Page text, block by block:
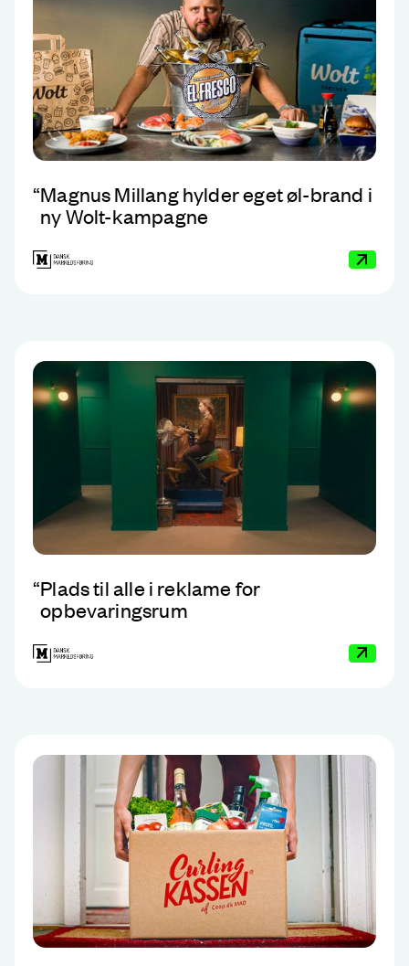
“Magnus Millang hylder eget øl-brand i
ny Wolt-kampagne
“Plads til alle i reklame for
opbevaringsrum